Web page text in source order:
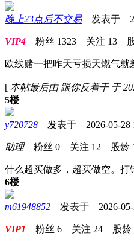
晚上23点后不交易发表于
VIP4 粉丝 1323 关注 13
欧线赌一把昨天亏损天燃气就
[ 本帖最后由 跟你反着干 于
5楼
y720728 发表于 2026-05-28
助理粉丝 0 关注 12 股龄
什么超买做多，超买做空。打
6楼
m61948852 发表于 2026-05-
VIP1 粉丝 6 关注 24 股龄